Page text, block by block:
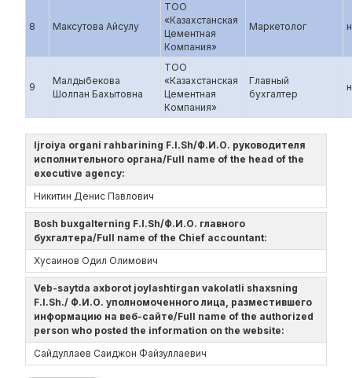
8 Максутова Айсулу
ТОО
«Казахстанская
Цементная
Компания»
Маркетолог
9
Малдыбекова
Шолпан Бахытовна
ТОО
«Казахстанская
Цементная
Компания»
Главный
бухгалтер
Ijroiya organi rahbarining F.I.Sh/Ф.И.О. руководителя
исполнительного органа/Full name of the head of the
executive agency:
Никитин Денис Павлович
Bosh buxgalterning F.I.Sh/Ф.И.О. главного
бухгалтера/Full name of the Chief accountant:
Хусаинов Одил Олимович
Veb-saytda axborot joylashtirgan vakolatli shaxsning
F.I.Sh./ Ф.И.О. уполномоченного лица, разместившего
информацию на веб-сайте/Full name of the authorized
person who posted the information on the website:
Сайдуллаев Саиджон Файзуллаевич